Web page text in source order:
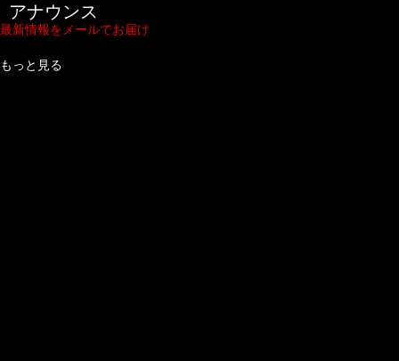
アナウンス
最新情報をメールでお届け
もっと見る